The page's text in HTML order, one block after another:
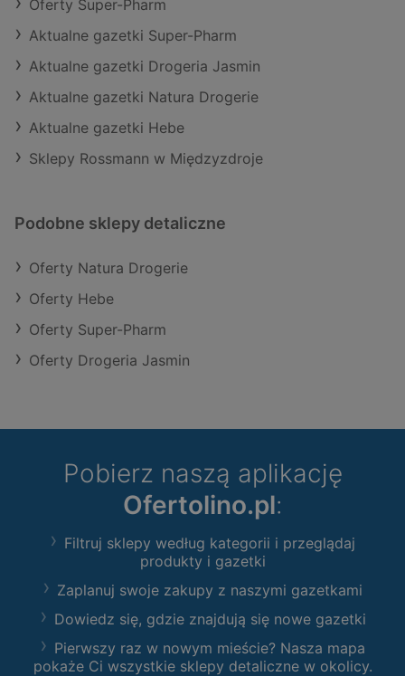
Oferty Super-Pharm
Aktualne gazetki Super-Pharm
Aktualne gazetki Drogeria Jasmin
Aktualne gazetki Natura Drogerie
Aktualne gazetki Hebe
Sklepy Rossmann w Międzyzdroje
Podobne sklepy detaliczne
Oferty Natura Drogerie
Oferty Hebe
Oferty Super-Pharm
Oferty Drogeria Jasmin
Pobierz naszą aplikację
Ofertolino.pl:
Filtruj sklepy według kategorii i przeglądaj
produkty i gazetki
Zaplanuj swoje zakupy z naszymi gazetkami
Dowiedz się, gdzie znajdują się nowe gazetki
Pierwszy raz w nowym mieście? Nasza mapa
pokaże Ci wszystkie sklepy detaliczne w okolicy.